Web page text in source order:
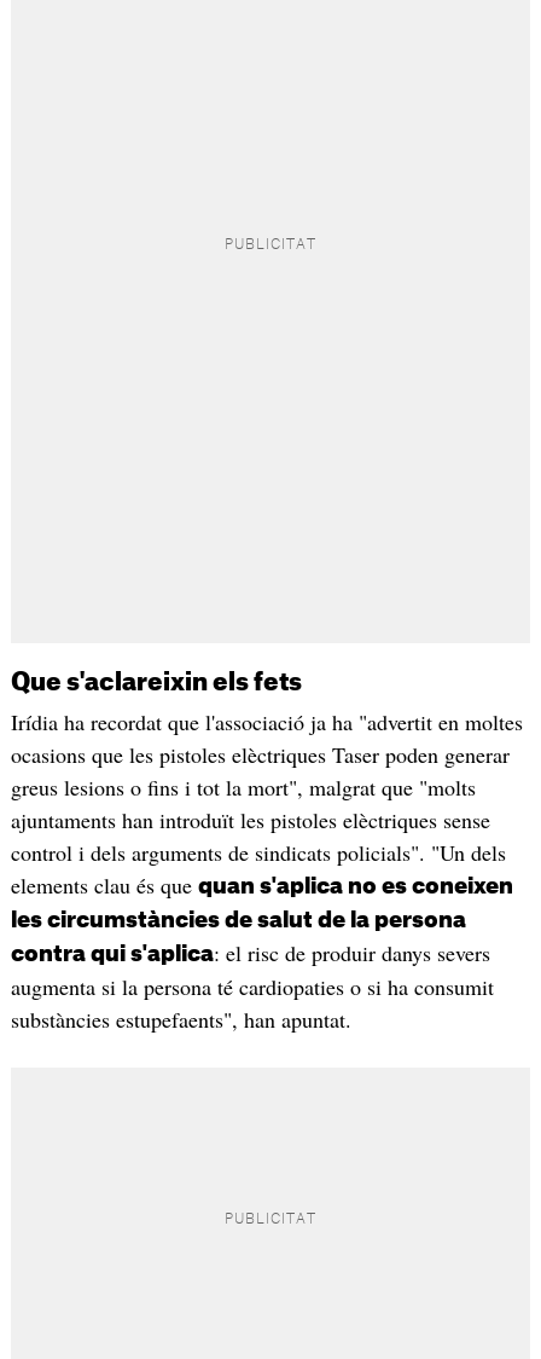
Que s'aclareixin els fets
Irídia ha recordat que l'associació ja ha "advertit en moltes
ocasions que les pistoles elèctriques Taser poden generar
greus lesions o fins i tot la mort", malgrat que "molts
ajuntaments han introduït les pistoles elèctriques sense
control i dels arguments de sindicats policials". "Un dels
elements clau és que quan s'aplica no es coneixen
les circumstàncies de salut de la persona
contra qui s'aplica: el risc de produir danys severs
augmenta si la persona té cardiopaties o si ha consumit
substàncies estupefaents", han apuntat.